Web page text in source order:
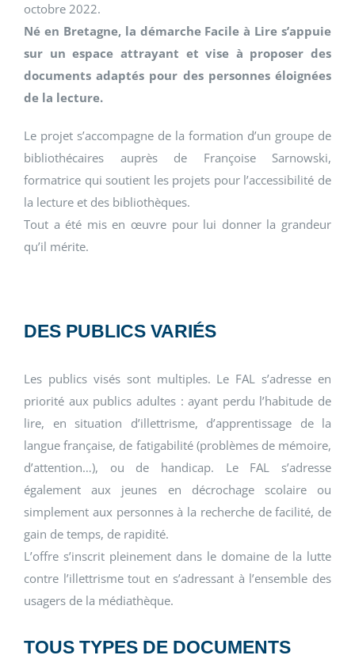
octobre 2022.
Né en Bretagne, la démarche Facile à Lire s’appuie
sur un espace attrayant et vise à proposer des
documents adaptés pour des personnes éloignées
de la lecture.
Le projet s’accompagne de la formation d’un groupe de
bibliothécaires auprès de Françoise Sarnowski,
formatrice qui soutient les projets pour l’accessibilité de
la lecture et des bibliothèques.
Tout a été mis en œuvre pour lui donner la grandeur
qu’il mérite.
DES PUBLICS VARIÉS
Les publics visés sont multiples. Le FAL s’adresse en
priorité aux publics adultes : ayant perdu l’habitude de
lire, en situation d’illettrisme, d’apprentissage de la
langue française, de fatigabilité (problèmes de mémoire,
d’attention…), ou de handicap. Le FAL s’adresse
également aux jeunes en décrochage scolaire ou
simplement aux personnes à la recherche de facilité, de
gain de temps, de rapidité.
L’offre s’inscrit pleinement dans le domaine de la lutte
contre l’illettrisme tout en s’adressant à l’ensemble des
usagers de la médiathèque.
TOUS TYPES DE DOCUMENTS